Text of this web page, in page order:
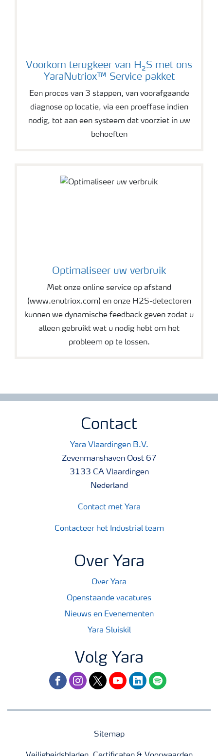
Voorkom terugkeer van H₂S met ons
YaraNutriox™ Service pakket
Een proces van 3 stappen, van voorafgaande
diagnose op locatie, via een proeffase indien
nodig, tot aan een systeem dat voorziet in uw
behoeften
Optimaliseer uw verbruik
Met onze online service op afstand
(www.enutriox.com) en onze H2S-detectoren
kunnen we dynamische feedback geven zodat u
alleen gebruikt wat u nodig hebt om het
probleem op te lossen.
Contact
Yara Vlaardingen B.V.
Zevenmanshaven Oost 67
3133 CA Vlaardingen
Nederland
Contact met Yara
Contacteer het Industrial team
Over Yara
Over Yara
Openstaande vacatures
Nieuws en Evenementen
Yara Sluiskil
Volg Yara
facebookinstagram
twitteryoutubelinkedinspotify
Sitemap